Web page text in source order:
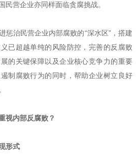
民营企业亦同样面临贪腐挑战。
惩治民营企业内部腐败的“深水区”，搭建
已超越单纯的风险防控，完善的反腐败
的关键保障以及企业核心竞争力的重要
制腐败行为的同时，帮助企业树立良好
视内部反腐败？
形式